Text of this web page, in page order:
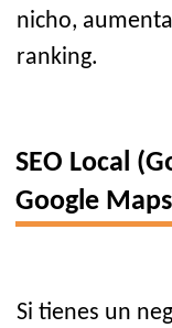
nicho,
ranking.
SEO Local
Google
Si tienes un